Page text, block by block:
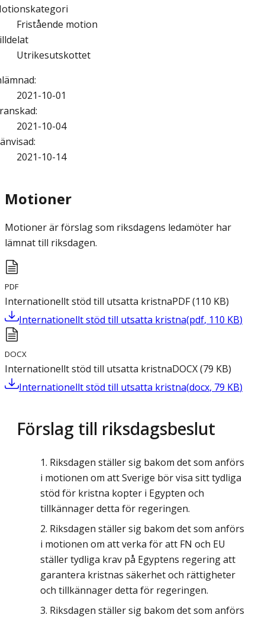
Fristående motion
Utrikesutskottet
:
2021-10-01
:
2021-10-04
:
2021-10-14
Motioner
Motioner är förslag som riksdagens ledamöter har
lämnat till riksdagen.
PDF
Internationellt stöd till utsatta kristnaPDF(110 KB)
Internationellt stöd till utsatta kristna(pdf, 110 KB)
DOCX
Internationellt stöd till utsatta kristnaDOCX(79 KB)
Internationellt stöd till utsatta kristna(docx, 79 KB)
Förslag till riksdagsbeslut
Riksdagen ställer sig bakom det som anförs
i motionen om att Sverige bör visa sitt tydliga
stöd för kristna kopter i Egypten och
tillkännager detta för regeringen.
Riksdagen ställer sig bakom det som anförs
i motionen om att verka för att FN och EU
ställer tydliga krav på Egyptens regering att
garantera kristnas säkerhet och rättigheter
och tillkännager detta för regeringen.
Riksdagen ställer sig bakom det som anförs